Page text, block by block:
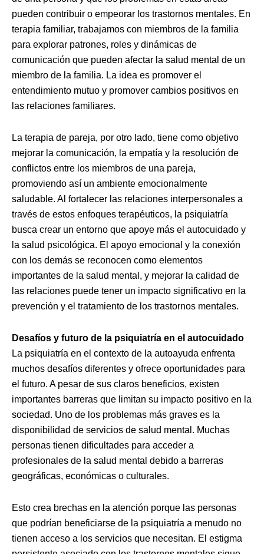
pueden contribuir o empeorar los trastornos mentales. En
terapia familiar, trabajamos con miembros de la familia
para explorar patrones, roles y dinámicas de
comunicación que pueden afectar la salud mental de un
miembro de la familia. La idea es promover el
entendimiento mutuo y promover cambios positivos en
las relaciones familiares.
La terapia de pareja, por otro lado, tiene como objetivo
mejorar la comunicación, la empatía y la resolución de
conflictos entre los miembros de una pareja,
promoviendo así un ambiente emocionalmente
saludable. Al fortalecer las relaciones interpersonales a
través de estos enfoques terapéuticos, la psiquiatría
busca crear un entorno que apoye más el autocuidado y
la salud psicológica. El apoyo emocional y la conexión
con los demás se reconocen como elementos
importantes de la salud mental, y mejorar la calidad de
las relaciones puede tener un impacto significativo en la
prevención y el tratamiento de los trastornos mentales.
Desafíos y futuro de la psiquiatría en el autocuidado
La psiquiatría en el contexto de la autoayuda enfrenta
muchos desafíos diferentes y ofrece oportunidades para
el futuro. A pesar de sus claros beneficios, existen
importantes barreras que limitan su impacto positivo en la
sociedad. Uno de los problemas más graves es la
disponibilidad de servicios de salud mental. Muchas
personas tienen dificultades para acceder a
profesionales de la salud mental debido a barreras
geográficas, económicas o culturales.
Esto crea brechas en la atención porque las personas
que podrían beneficiarse de la psiquiatría a menudo no
tienen acceso a los servicios que necesitan. El estigma